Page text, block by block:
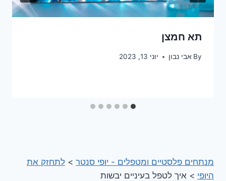
תא חמצן
By אבי נבון יוני 13, 2023
מנתחים פלסטיים ומטפלים - יופי סנטר > לתחזק את
היופי > איך לטפל בעיניים יבשות